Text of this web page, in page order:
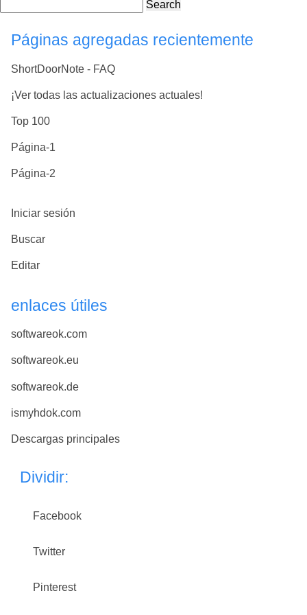
Search
Páginas agregadas recientemente
ShortDoorNote - FAQ
¡Ver todas las actualizaciones actuales!
Top 100
Página-1
Página-2
Iniciar sesión
Buscar
Editar
enlaces útiles
softwareok.com
softwareok.eu
softwareok.de
ismyhdok.com
Descargas principales
Dividir:
Facebook
Twitter
Pinterest